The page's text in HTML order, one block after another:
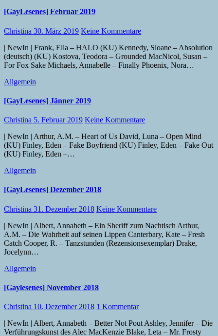
[GayLesenes] Februar 2019
Christina 30. März 2019 Keine Kommentare
| NewIn | Frank, Ella – HALO (KU) Kennedy, Sloane – Absolution
(deutsch) (KU) Kostova, Teodora – Grounded MacNicol, Susan –
For Fox Sake Michaels, Annabelle – Finally Phoenix, Nora…
Allgemein
[GayLesenes] Jänner 2019
Christina 5. Februar 2019 Keine Kommentare
| NewIn | Arthur, A.M. – Heart of Us David, Luna – Open Mind
(KU) Finley, Eden – Fake Boyfriend (KU) Finley, Eden – Fake Out
(KU) Finley, Eden –…
Allgemein
[GayLesenes] Dezember 2018
Christina 31. Dezember 2018 Keine Kommentare
| NewIn | Albert, Annabeth – Ein Sheriff zum Nachtisch Arthur,
A.M. – Die Wahrheit auf seinen Lippen Canterbary, Kate – Fresh
Catch Cooper, R. – Tanzstunden (Rezensionsexemplar) Drake,
Jocelynn…
Allgemein
[Gaylesenes] November 2018
Christina 10. Dezember 2018 1 Kommentar
| NewIn | Albert, Annabeth – Better Not Pout Ashley, Jennifer – Die
Verführungskunst des Alec MacKenzie Blake, Leta – Mr. Frosty